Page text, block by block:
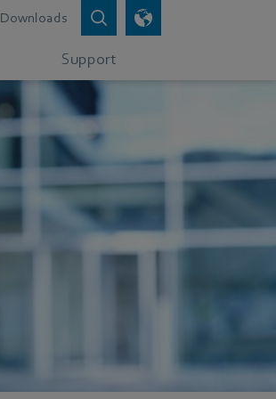
Downloads
Support